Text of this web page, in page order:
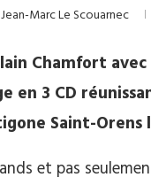
Jean-Marc Le Scouarnec
Chamfort
3 CD
Saint-Orens
et pas